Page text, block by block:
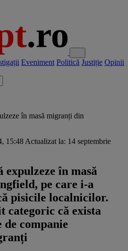
Eveniment Politică Justiție Opinii
în masă migranți din
15:48 Actualizat la: 14 septembrie
în masă
pe care i-a
pisicile localnicilor.
categoric că exista
companie